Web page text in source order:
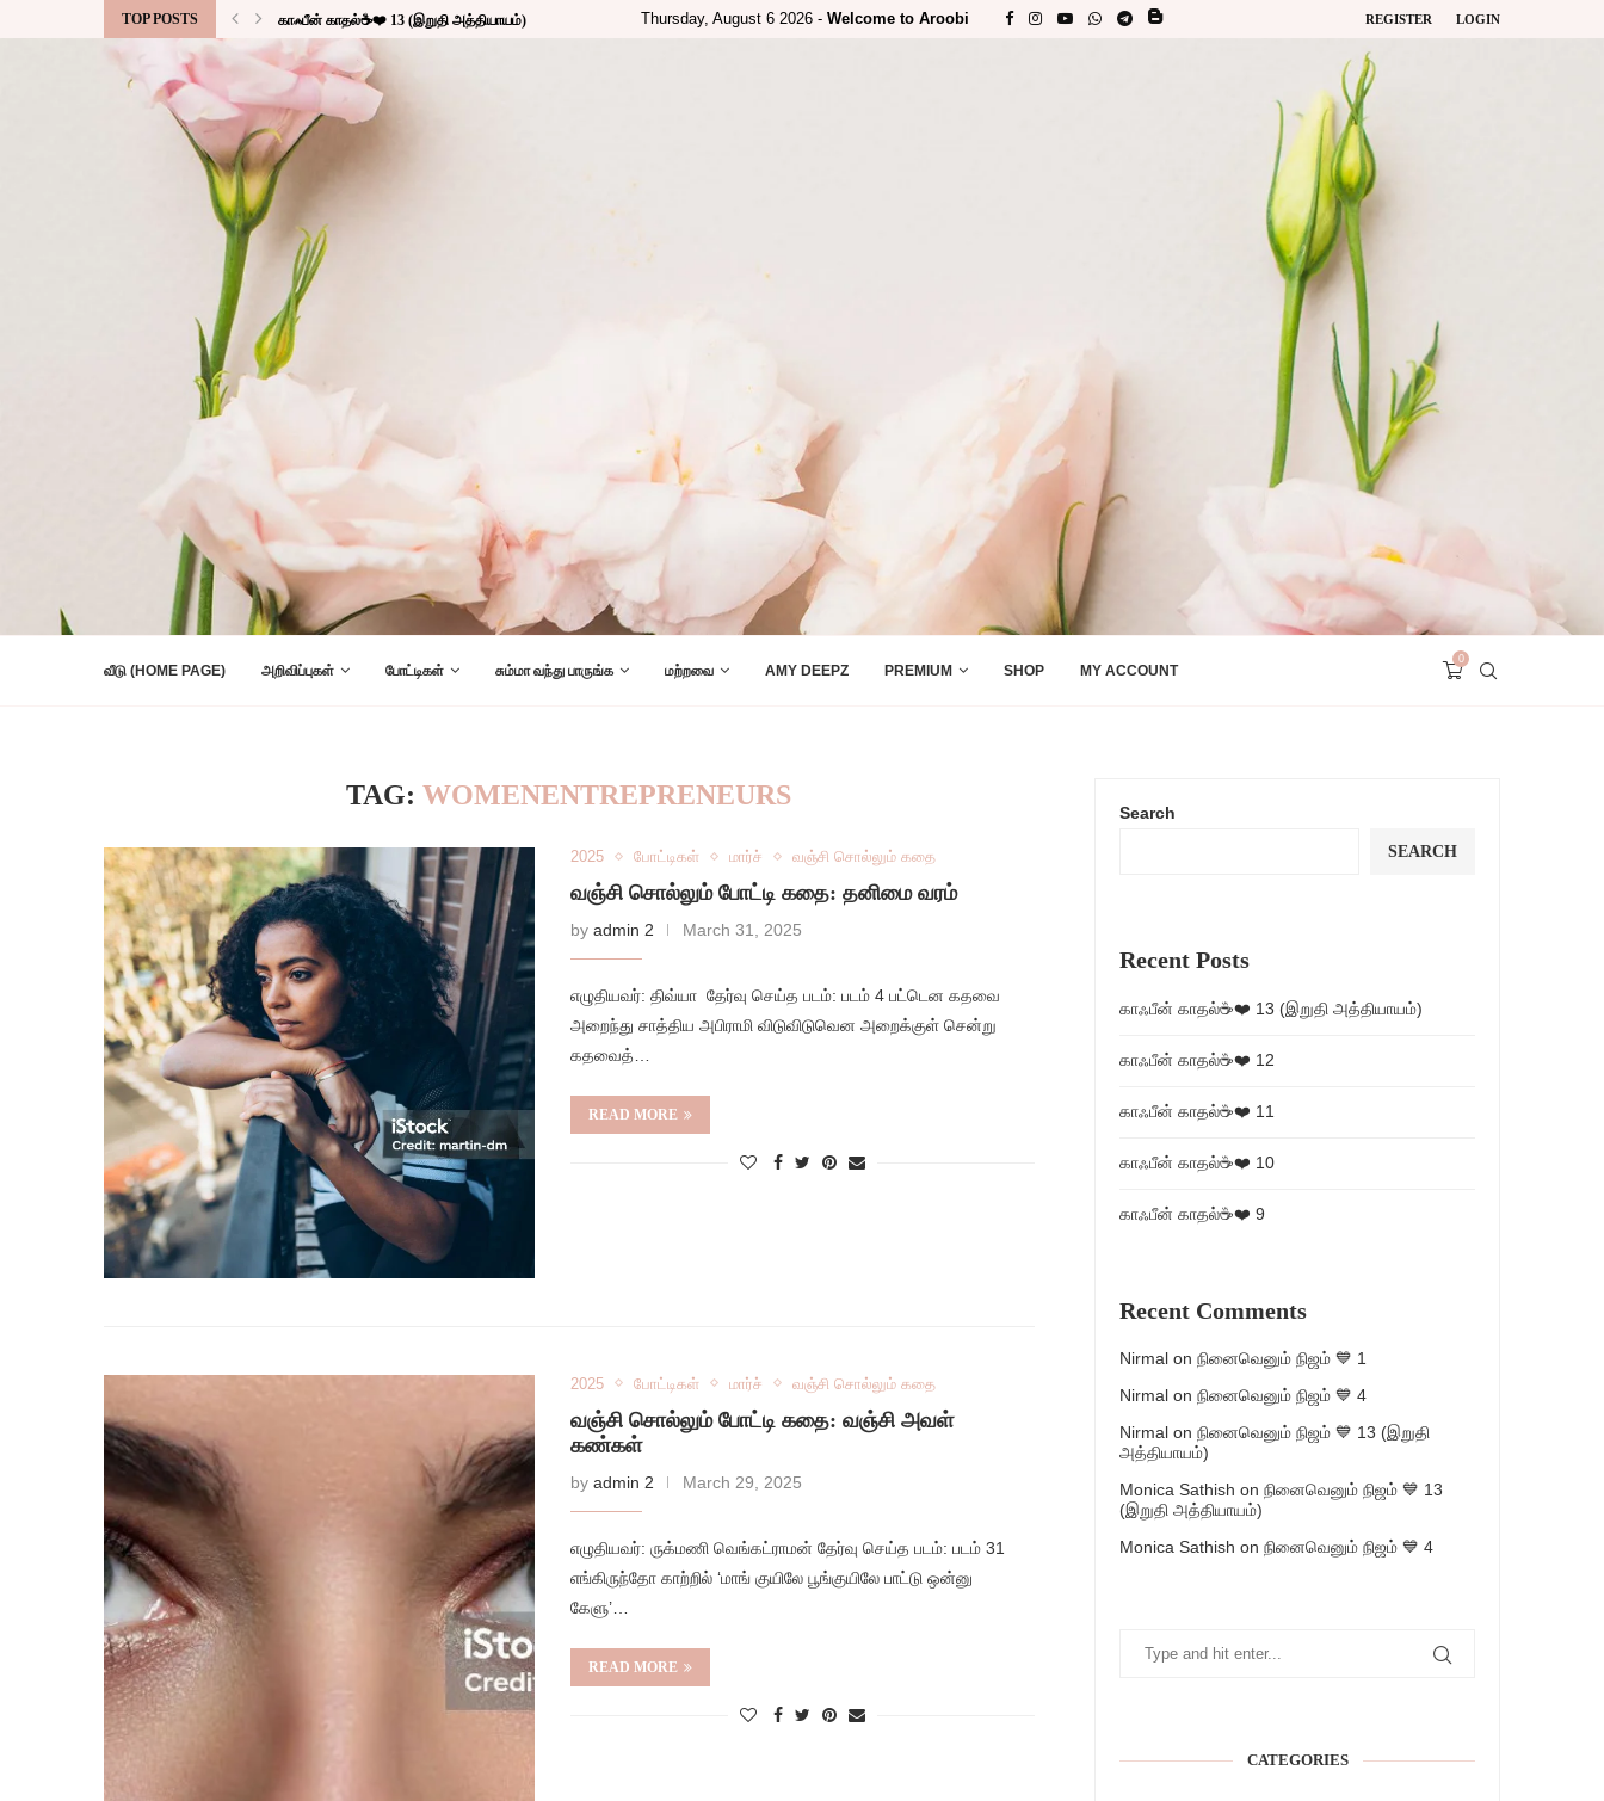
TOP POSTS காஃபீன் காதல்☕❤️ 13 (இறுதி அத்தியாயம்) Thursday, August 6 2026 - Welcome to Aroobi REGISTER LOGIN
வீடு (HOME PAGE) அறிவிப்புகள் போட்டிகள் சும்மா வந்து பாருங்க மற்றவை AMY DEEPZ PREMIUM SHOP MY ACCOUNT
0
TAG:WOMENENTREPRENEURS
2025 போட்டிகள் மார்ச் வஞ்சி சொல்லும் கதை
வஞ்சி சொல்லும் போட்டி கதை: தனிமை வரம்
by admin 2 March 31, 2025
எழுதியவர்: திவ்யா தேர்வு செய்த படம்: படம் 4 பட்டென கதவை
அறைந்து சாத்திய அபிராமி விடுவிடுவென அறைக்குள் சென்று
கதவைத்…
READ MORE
2025 போட்டிகள் மார்ச் வஞ்சி சொல்லும் கதை
வஞ்சி சொல்லும் போட்டி கதை: வஞ்சி அவள்
கண்கள்
by admin 2 March 29, 2025
எழுதியவர்: ருக்மணி வெங்கட்ராமன் தேர்வு செய்த படம்: படம் 31
எங்கிருந்தோ காற்றில் ‘மாங் குயிலே பூங்குயிலே பாட்டு ஒன்னு
கேளு’…
READ MORE
Search
SEARCH
Recent Posts
காஃபீன் காதல்☕❤️ 13 (இறுதி அத்தியாயம்)
காஃபீன் காதல்☕❤️ 12
காஃபீன் காதல்☕❤️ 11
காஃபீன் காதல்☕❤️ 10
காஃபீன் காதல்☕❤️ 9
Recent Comments
Nirmal on நினைவெனும் நிஜம் 💙 1
Nirmal on நினைவெனும் நிஜம் 💙 4
Nirmal on நினைவெனும் நிஜம் 💙 13 (இறுதி
அத்தியாயம்)
Monica Sathish on நினைவெனும் நிஜம் 💙 13
(இறுதி அத்தியாயம்)
Monica Sathish on நினைவெனும் நிஜம் 💙 4
CATEGORIES